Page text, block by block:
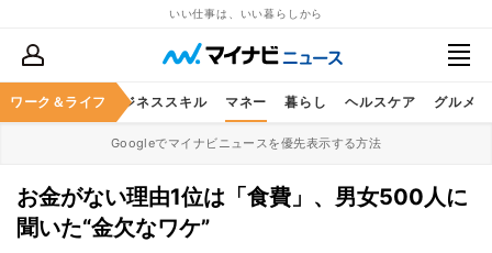
いい仕事は、いい暮らしから
ワーク＆ライフ
キャリア ビジネススキル マネー 暮らし ヘルスケア グルメ
Googleでマイナビニュースを優先表示する方法
お金がない理由1位は「食費」、男女500人に
聞いた“金欠なワケ”